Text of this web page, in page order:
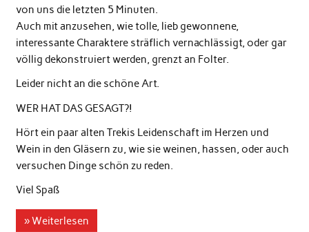
von uns die letzten 5 Minuten.
Auch mit anzusehen, wie tolle, lieb gewonnene,
interessante Charaktere sträflich vernachlässigt, oder gar
völlig dekonstruiert werden, grenzt an Folter.
Leider nicht an die schöne Art.
WER HAT DAS GESAGT?!
Hört ein paar alten Trekis Leidenschaft im Herzen und
Wein in den Gläsern zu, wie sie weinen, hassen, oder auch
versuchen Dinge schön zu reden.
Viel Spaß
» Weiterlesen